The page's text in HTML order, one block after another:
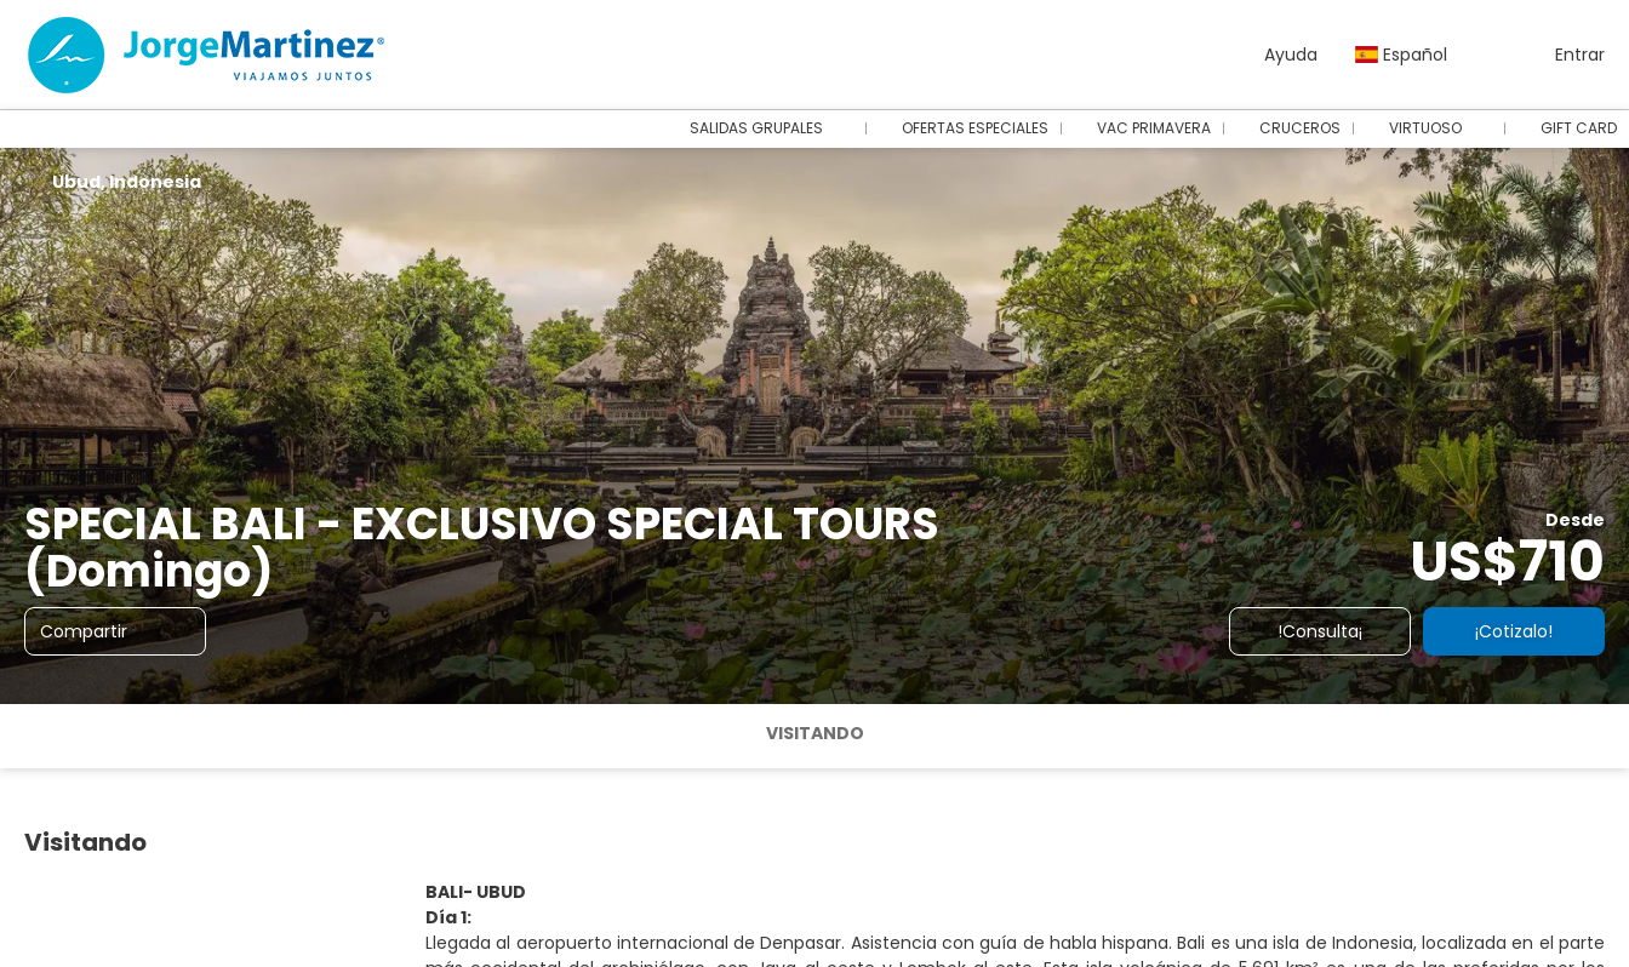
Ayuda Español Entrar
SALIDAS GRUPALES OFERTAS ESPECIALES VAC PRIMAVERA CRUCEROS VIRTUOSO GIFT CARD
SPECIAL BALI - EXCLUSIVO SPECIAL TOURS
(Domingo)
Desde
US$710
Compartir !Consulta¡ ¡Cotizalo!
Ubud, Indonesia
VISITANDO
Visitando
BALI- UBUD
Día 1:
Llegada al aeropuerto internacional de Denpasar. Asistencia con guía de habla hispana. Bali es una isla de Indonesia, localizada en el parte